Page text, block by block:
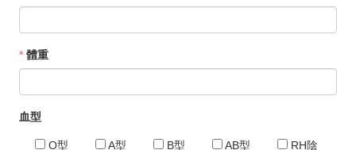
* 體重
血型
O型 A型 B型 AB型
RH陰